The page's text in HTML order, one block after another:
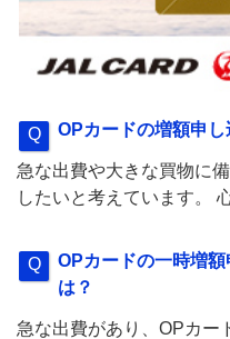
OPカードの増額申
急な出費や大きな買物に
したいと考えています。
OPカードの一時増
は？
急な出費があり、OPカー